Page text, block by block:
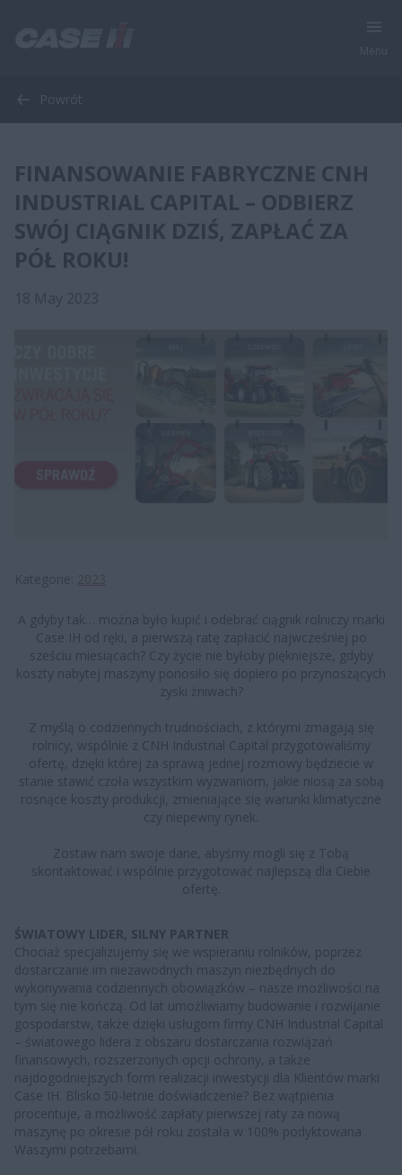
Powrót
FINANSOWANIE FABRYCZNE CNH
INDUSTRIAL CAPITAL – ODBIERZ
SWÓJ CIĄGNIK DZIŚ, ZAPŁAĆ ZA
PÓŁ ROKU!
A gdyby tak… można było kupić i odebrać ciągnik rolniczy marki
Case IH od ręki, a pierwszą ratę zapłacić najwcześniej po
sześciu miesiącach? Czy życie nie byłoby piękniejsze, gdyby
koszty nabytej maszyny ponosiło się dopiero po przynoszących
zyski żniwach?
Z myślą o codziennych trudnościach, z którymi zmagają się
rolnicy, wspólnie z CNH Industrial Capital przygotowaliśmy
ofertę, dzięki której za sprawą jednej rozmowy będziecie w
stanie stawić czoła wszystkim wyzwaniom, jakie niosą za sobą
rosnące koszty produkcji, zmieniające się warunki klimatyczne
czy niepewny rynek.
Zostaw nam swoje dane, abyśmy mogli się z Tobą
skontaktować i wspólnie przygotować najlepszą dla Ciebie
ofertę.
ŚWIATOWY LIDER, SILNY PARTNER
Chociaż specjalizujemy się we wspieraniu rolników, poprzez
dostarczanie im niezawodnych maszyn niezbędnych do
wykonywania codziennych obowiązków – nasze możliwości na
tym się nie kończą. Od lat umożliwiamy budowanie i rozwijanie
gospodarstw, także dzięki usługom firmy CNH Industrial Capital
– światowego lidera z obszaru dostarczania rozwiązań
finansowych, rozszerzonych opcji ochrony, a także
najdogodniejszych form realizacji inwestycji dla Klientów marki
Case IH. Blisko 50-letnie doświadczenie? Bez wątpienia
procentuje, a możliwość zapłaty pierwszej raty za nową
maszynę po okresie pół roku została w 100% podyktowana
Waszymi potrzebami.